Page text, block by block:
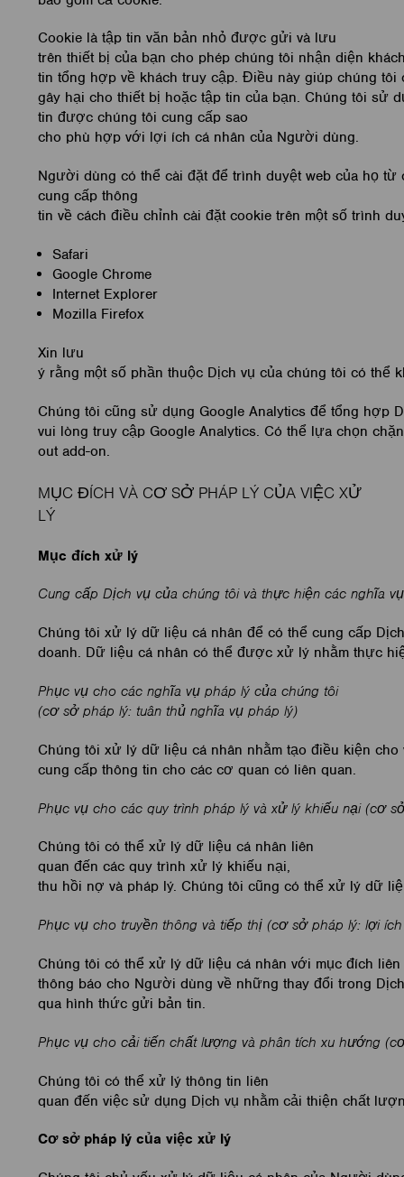
Cookie là tập tin văn bản nhỏ được gửi và lưu
trên thiết bị của bạn cho phép chúng tôi nhận diện
tin tổng hợp về khách truy cập. Điều này giúp chúng
gây hại cho thiết bị hoặc tập tin của bạn. Chúng tôi sử
tin được chúng tôi cung cấp sao
cho phù hợp với lợi ích cá nhân của Người dùng.
Người dùng có thể cài đặt để trình duyệt web của họ
cung cấp thông
tin về cách điều chỉnh cài đặt cookie trên một số trình
Safari
Google Chrome
Internet Explorer
Mozilla Firefox
Xin lưu
ý rằng một số phần thuộc Dịch vụ của chúng tôi có
Chúng tôi cũng sử dụng Google Analytics để tổng hợp
vui lòng truy cập Google Analytics. Có thể lựa chọn
out add-on.
MỤC ĐÍCH VÀ CƠ SỞ PHÁP LÝ CỦA VIỆC XỬ
LÝ
Mục đích xử lý
Cung cấp Dịch vụ của chúng tôi và thực hiện các nghĩa
Chúng tôi xử lý dữ liệu cá nhân để có thể cung cấp
doanh. Dữ liệu cá nhân có thể được xử lý nhằm thực
Phục vụ cho các nghĩa vụ pháp lý của chúng tôi
(cơ sở pháp lý: tuân thủ nghĩa vụ pháp lý)
Chúng tôi xử lý dữ liệu cá nhân nhằm tạo điều kiện
cung cấp thông tin cho các cơ quan có liên quan.
Phục vụ cho các quy trình pháp lý và xử lý khiếu nại (cơ
Chúng tôi có thể xử lý dữ liệu cá nhân liên
quan đến các quy trình xử lý khiếu nại,
thu hồi nợ và pháp lý. Chúng tôi cũng có thể xử lý dữ
Phục vụ cho truyền thông và tiếp thị (cơ sở pháp lý: lợi
Chúng tôi có thể xử lý dữ liệu cá nhân với mục đích
thông báo cho Người dùng về những thay đổi trong
qua hình thức gửi bản tin.
Phục vụ cho cải tiến chất lượng và phân tích xu hướng
Chúng tôi có thể xử lý thông tin liên
quan đến việc sử dụng Dịch vụ nhằm cải thiện chất
Cơ sở pháp lý của việc xử lý